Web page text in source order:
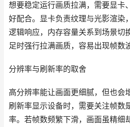
想要稳定运行画质拉满，需要显卡
好配合。显卡负责纹理与光影渲染
逻辑响应，内存容量关系到场景切
足时强行拉满画质，容易出现帧数
分辨率与刷新率的取舍
高分辨率能让画面更细腻，但也会
刷新率显示设备时，需要关注帧数
率。若帧数频繁下滑，画面虽精细